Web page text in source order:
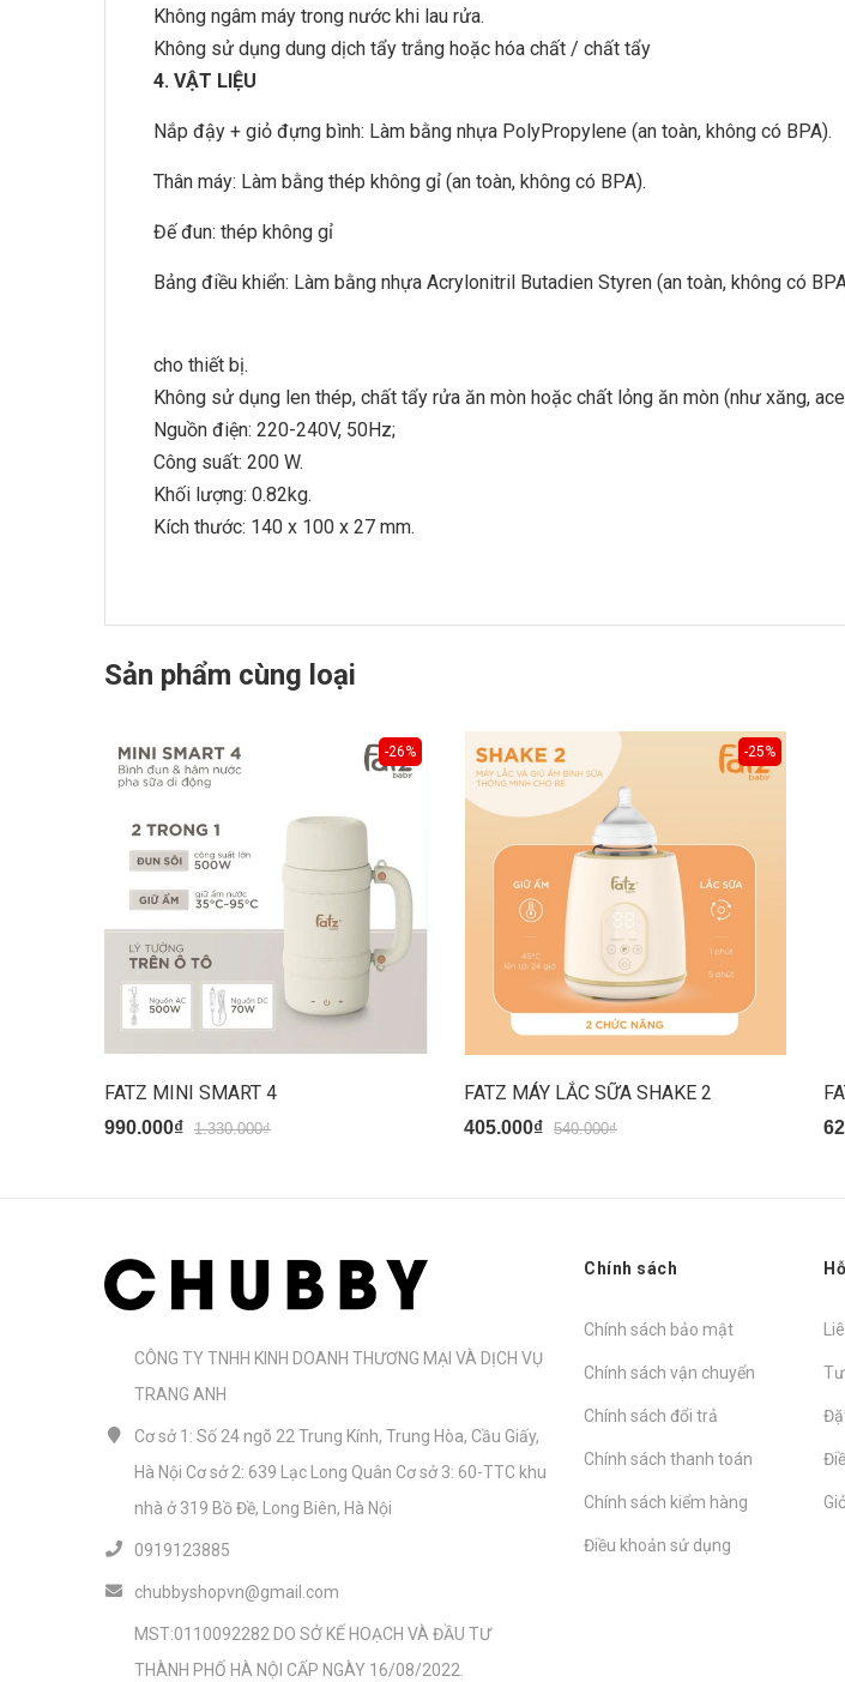
Không ngâm máy trong nước khi lau rửa.
Không sử dụng dung dịch tẩy trắng hoặc hóa chất / chất tẩy
4. VẬT LIỆU
Nắp đậy + giỏ đựng bình: Làm bằng nhựa PolyPropylene (an toàn, không có BPA).
Thân máy: Làm bằng thép không gỉ (an toàn, không có BPA).
Đế đun: thép không gỉ
Bảng điều khiển: Làm bằng nhựa Acrylonitril Butadien Styren (an toàn, không có
cho thiết bị.
Không sử dụng len thép, chất tẩy rửa ăn mòn hoặc chất lỏng ăn mòn (như xăng,
Nguồn điện: 220-240V, 50Hz;
Công suất: 200 W.
Khối lượng: 0.82kg.
Kích thước: 140 x 100 x 27 mm.
Sản phẩm cùng loại
-26%
FATZ MINI SMART 4
990.000₫ 1.330.000₫
-25%
FATZ MÁY LẮC SỮA SHAKE 2
405.000₫ 540.000₫
CÔNG TY TNHH KINH DOANH THƯƠNG MẠI VÀ DỊCH VỤ
TRANG ANH
Cơ sở 1: Số 24 ngõ 22 Trung Kính, Trung Hòa, Cầu Giấy,
Hà Nội Cơ sở 2: 639 Lạc Long Quân Cơ sở 3: 60-TTC khu
nhà ở 319 Bồ Đề, Long Biên, Hà Nội
0919123885
chubbyshopvn@gmail.com
MST:0110092282 DO SỞ KẾ HOẠCH VÀ ĐẦU TƯ
THÀNH PHỐ HÀ NỘI CẤP NGÀY 16/08/2022.
Chính sách
Chính sách bảo mật
Chính sách vận chuyển
Chính sách đổi trả
Chính sách thanh toán
Chính sách kiểm hàng
Điều khoản sử dụng